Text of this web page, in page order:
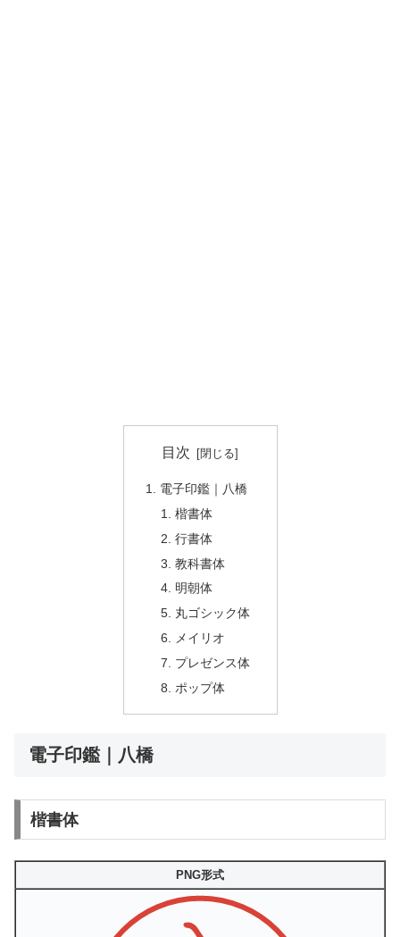
目次
電子印鑑｜八橋
楷書体
行書体
教科書体
明朝体
丸ゴシック体
メイリオ
プレゼンス体
ポップ体
電子印鑑｜八橋
楷書体
PNG形式